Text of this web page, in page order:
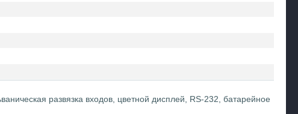
развязка входов, цветной дисплей, RS-232, батарейное